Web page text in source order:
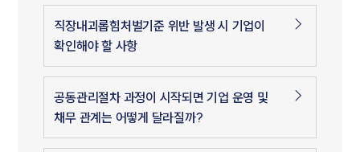
직장내괴롭힘처벌기준 위반 발생 시 기업이
확인해야 할 사항
공동관리절차 과정이 시작되면 기업 운영 및
채무 관계는 어떻게 달라질까?